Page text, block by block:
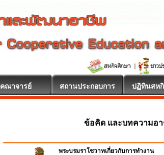
คณาจารย์ สถานประกอบการ ปฏิทินสห
ข้อคิด และบทความอ
พระบรมราโชวาทเกี่ยวกับการทำงาน